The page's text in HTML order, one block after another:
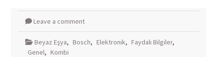
Leave a comment
Beyaz Eşya, Bosch, Elektronik, Faydalı Bilgiler,
Genel, Kombi